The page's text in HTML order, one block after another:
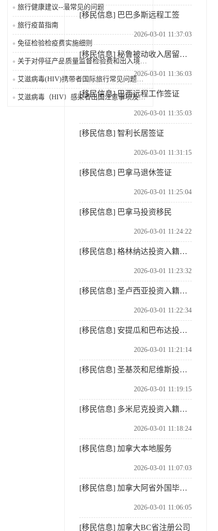
旅行健康建议--最常见的问题
旅行疫苗指南
免征检验检疫费实施细则
艾滋病毒（HIV）感染者出国注意事项及限制
[移民信息] 巴巴多斯远程工签
2026-03-01 11:37:03
[移民信息] 秘鲁被动收入居留签证
2026-03-01 11:36:03
[移民信息] 巴西远程工作签证
2026-03-01 11:35:03
[移民信息] 智利长居签证
2026-03-01 11:31:15
[移民信息] 巴拿马退休签证
2026-03-01 11:25:04
[移民信息] 巴拿马投资移民
2026-03-01 11:24:22
[移民信息] 格林纳达投资入籍计划
2026-03-01 11:23:32
[移民信息] 圣卢西亚投资入籍计划
2026-03-01 11:22:34
[移民信息] 安提瓜和巴布达投资入籍计划
2026-03-01 11:21:14
[移民信息] 圣基茨和尼维斯投资入籍计划
2026-03-01 11:19:15
[移民信息] 多米尼克投资入籍计划
2026-03-01 11:18:24
[移民信息] 加拿大本地服务
2026-03-01 11:07:03
[移民信息] 加拿大阿省外国毕业生企业家移民
2026-03-01 11:06:05
[移民信息] 加拿大BC省注册公司